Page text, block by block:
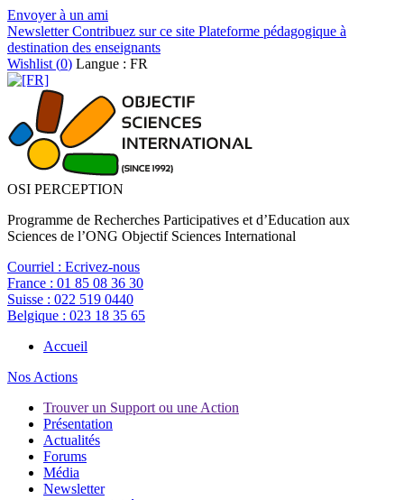
Envoyer à un ami
NewsletterContribuez sur ce site Plateforme pédagogique à
destination des enseignants
Wishlist (0) Langue : FR
OSI PERCEPTION
Programme de Recherches Participatives et d’Education aux
Sciences de l’ONG Objectif Sciences International
Courriel : Ecrivez-nous
France : 01 85 08 36 30
Suisse : 022 519 0440
Belgique : 023 18 35 65
Accueil
Nos Actions
Trouver un Support ou une Action
Présentation
Actualités
Forums
Média
Newsletter